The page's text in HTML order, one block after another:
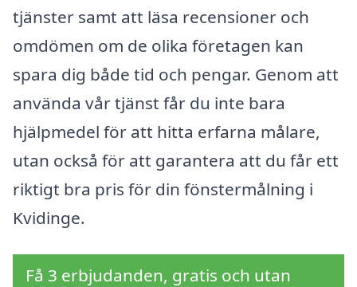
tjänster samt att läsa recensioner och
omdömen om de olika företagen kan
spara dig både tid och pengar. Genom att
använda vår tjänst får du inte bara
hjälpmedel för att hitta erfarna målare,
utan också för att garantera att du får ett
riktigt bra pris för din fönstermålning i
Kvidinge.
Få 3 erbjudanden, gratis och utan